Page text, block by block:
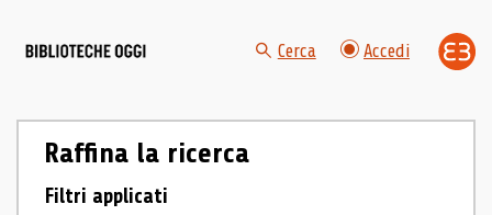
Cerca Accedi
Raffina la ricerca
Filtri applicati